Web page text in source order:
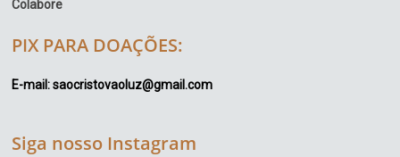
Colabore
PIX PARA DOAÇÕES:
E-mail: saocristovaoluz@gmail.com
Siga nosso Instagram